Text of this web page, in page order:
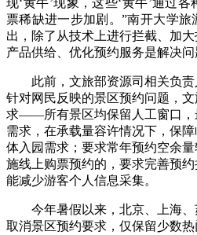
现‘黄牛’现象，这些‘黄牛’通过
票稀缺进一步加剧。”南开大学
出，除了从技术上进行拦截、加
产品供给、优化预约服务是解决问
此前，文旅部资源司相关负责
针对网民反映的景区预约问题，
求——所有景区均保留人工窗口，
需求，在承载量容许情况下，保
体入园需求；要求常年预约空余
施线上购票预约的，要求完善预
能减少游客个人信息采集。
今年暑假以来，北京、上海、
取消景区预约要求，仅保留少数